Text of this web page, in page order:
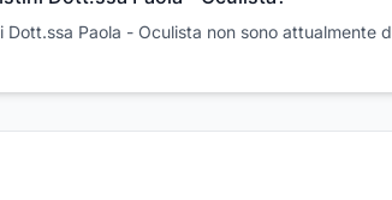
Paola - Oculista non sono attualmente